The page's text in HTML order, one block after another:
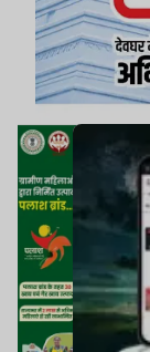
की अटकलें